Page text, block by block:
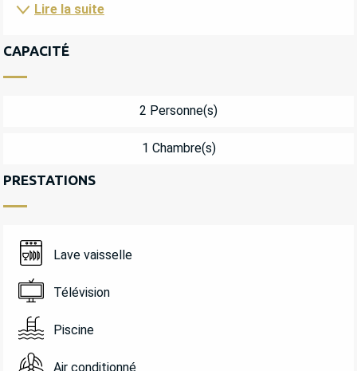
Lire la suite
CAPACITÉ
2 Personne(s)
1 Chambre(s)
PRESTATIONS
Lave vaisselle
Télévision
Piscine
Air conditionné